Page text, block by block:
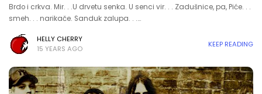
Brdo i crkva. Mir. . .U drvetu senka. U senci vir. . . Zadušnice, pa, Piće. . .
smeh. . . narikače. Sanduk zalupa. . .…
HELLY CHERRY
15 YEARS AGO
KEEP READING